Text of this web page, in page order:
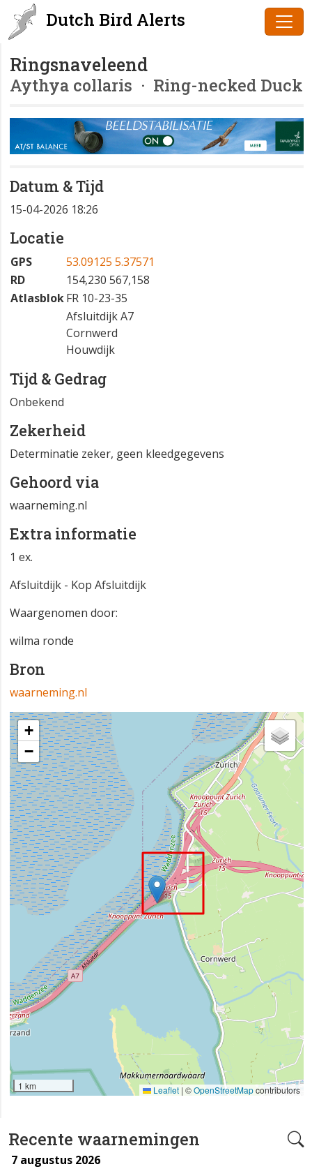
Dutch Bird Alerts
Recente waarnemingen
7 augustus 2026
Ringsnaveleend
Aythya collaris · Ring-necked Duck
Datum & Tijd
15-04-2026 18:26
Locatie
GPS
53.09125 5.37571
RD
154,230 567,158
AtlasblokFR 10-23-35
Afsluitdijk A7
Cornwerd
Houwdijk
Tijd & Gedrag
Onbekend
Zekerheid
Determinatie zeker, geen kleedgegevens
Gehoord via
waarneming.nl
Extra informatie
1 ex.
Afsluitdijk - Kop Afsluitdijk
Waargenomen door:
wilma ronde
Bron
waarneming.nl
+
−
1 km Leaflet | ©OpenStreetMapcontributors